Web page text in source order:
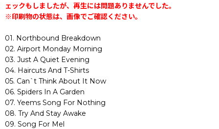
ェックもしましたが、再生には問題ありませんでした。
※印刷物の状態は、画像でご確認ください。
01. Northbound Breakdown
02. Airport Monday Morning
03. Just A Quiet Evening
04. Haircuts And T-Shirts
05. Can`t Think About It Now
06. Spiders In A Garden
07. Yeems Song For Nothing
08. Try And Stay Awake
09. Song For Mel